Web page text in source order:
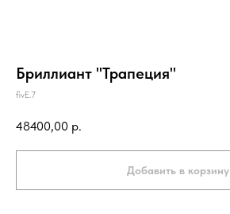
Бриллиант "Трапеция"
fivE.7
48400,00 р.
Добавить в корзину